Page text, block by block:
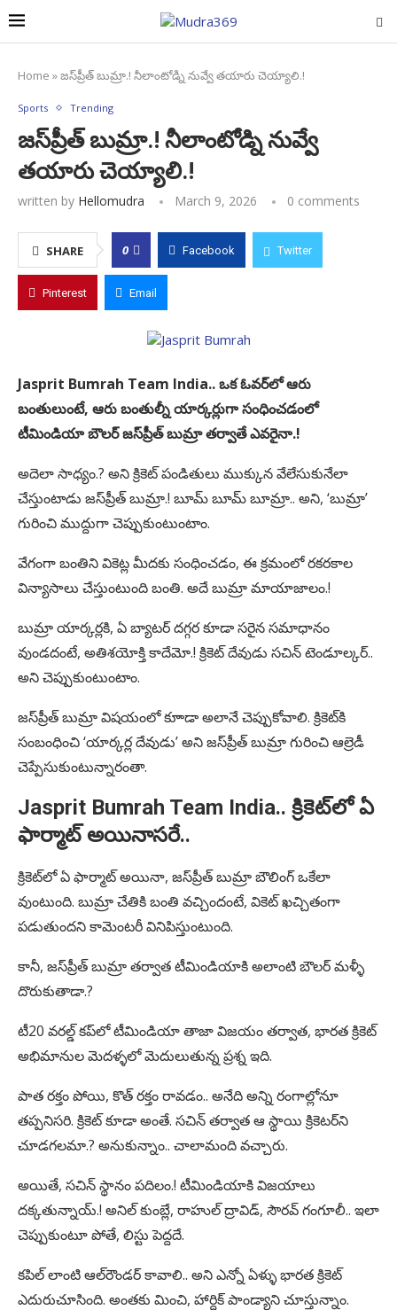
Home »జస్‌ప్రీత్ బుమ్రా.! నీలాంటోడ్ని నువ్వే తయారు చెయ్యాలి.!
Sports Trending
జస్‌ప్రీత్ బుమ్రా.! నీలాంటోడ్ని నువ్వే
తయారు చెయ్యాలి.!
written by Hellomudra March 9, 2026 0 comments
SHARE 0 Facebook Twitter
Pinterest Email
Jasprit Bumrah Team India.. ఒక ఓవర్‌లో ఆరు
బంతులుంటే, ఆరు బంతుల్నీ యార్కర్లుగా సంధించడంలో
టీమిండియా బౌలర్ జస్‌ప్రీత్ బుమ్రా తర్వాతే ఎవరైనా.!
అదెలా సాధ్యం.? అని క్రికెట్ పండితులు ముక్కున వేలేసుకునేలా
చేస్తుంటాడు జస్‌ప్రీత్ బుమ్రా.! బూమ్ బూమ్ బూమ్రా.. అని, ‘బుమ్రా’
గురించి ముద్దుగా చెప్పుకుంటుంటాం.
వేగంగా బంతిని వికెట్ల మీదకు సంధించడం, ఈ క్రమంలో రకరకాల
విన్యాసాలు చేస్తుంటుంది బంతి. అదే బుమ్రా మాయాజాలం.!
బుమ్రా యార్కర్లకి, ఏ బ్యాటర్ దగ్గర కూడా సరైన సమాధానం
వుండదంటే, అతిశయోక్తి కాదేమో.! క్రికెట్ దేవుడు సచిన్ టెండూల్కర్..
అని చెప్పుకుంటుంటాం.
జస్‌ప్రీత్ బుమ్రా విషయంలో కూాడా అలానే చెప్పుకోవాలి. క్రికెట్‌కి
సంబంధించి ‘యార్కర్ల దేవుడు’ అని జస్‌ప్రీత్ బుమ్రా గురించి ఆల్రెడీ
చెప్పేసుకుంటున్నారంతా.
Jasprit Bumrah Team India.. క్రికెట్‌లో ఏ
ఫార్మాట్ అయినాసరే..
క్రికెట్‌లో ఏ ఫార్మాట్ అయినా, జస్‌ప్రీత్ బుమ్రా బౌలింగ్ ఒకేలా
వుంటుంది. బుమ్రా చేతికి బంతి వచ్చిందంటే, వికెట్ ఖచ్చితంగా
పడుతుందని కామెంటరీ వినిపిస్తుంటుంది.
కానీ, జస్‌ప్రీత్ బుమ్రా తర్వాత టీమిండియాకి అలాంటి బౌలర్ మళ్ళీ
దొరుకుతాడా.?
టీ20 వరల్డ్ కప్‌లో టీమిండియా తాజా విజయం తర్వాత, భారత క్రికెట్
అభిమానుల మెదళ్ళలో మెదులుతున్న ప్రశ్న ఇది.
పాత రక్తం పోయి, కొత్ రక్తం రావడం.. అనేది అన్ని రంగాల్లోనూ
తప్పనిసరి. క్రికెట్ కూడా అంతే. సచిన్ తర్వాత ఆ స్థాయి క్రికెటర్‌ని
చూడగలమా.? అనుకున్నాం.. చాలామంది వచ్చారు.
అయితే, సచిన్ స్థానం పదిలం.! టీమిండియాకి విజయాలు
దక్కతున్నాయ్.! అనిల్ కుంబ్లే, రాహుల్ ద్రావిడ్, సౌరవ్ గంగూలీ.. ఇలా
చెప్పుకుంటూ పోతే, లిస్టు పెద్దదే.
కపిల్ లాంటి ఆల్‌రౌండర్ కావాలి.. అని ఎన్నో ఏళ్ళు భారత క్రికెట్
ఎదురుచూసింది. అంతకు మించి, హార్దిక్ పాండ్యాని చూస్తున్నాం.